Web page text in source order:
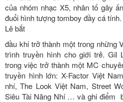
của nhóm nhạc X5, nhân tố gây
đuổi hình tượng tomboy đầy cá
Lê bắt
đầu khi trở thành một trong những
trình truyền hình cho giới trẻ. Gil
trong việc trở thành một MC
truyền hình lớn: X-Factor Việt
nhí, The Look Việt Nam, Street
Siêu Tài Năng Nhí … và ghi điểm